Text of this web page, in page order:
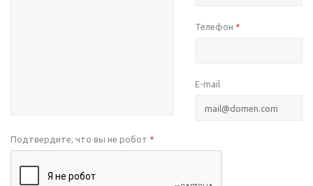
Телефон *
E-mail
Подтвердите, что вы не робот *